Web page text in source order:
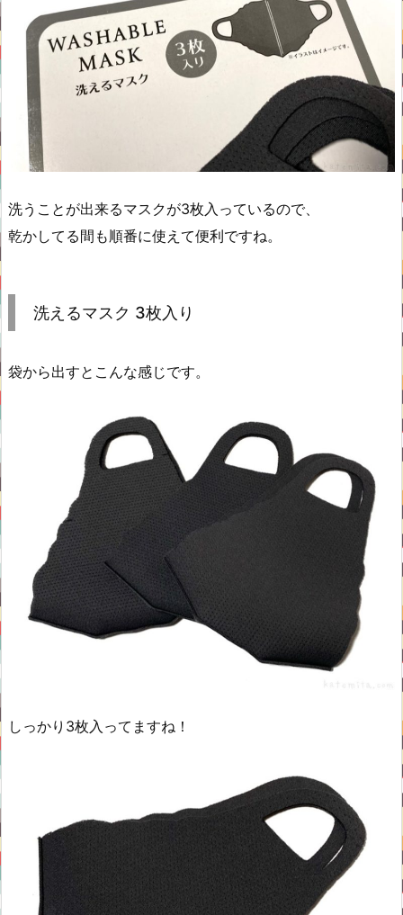
洗うことが出来るマスクが3枚入っているので、
乾かしてる間も順番に使えて便利ですね。
洗えるマスク 3枚入り
袋から出すとこんな感じです。
しっかり3枚入ってますね！